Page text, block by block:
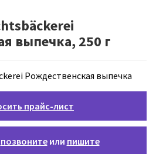
выпечка, 250 г
прайс-лист
позвонитеили пишите